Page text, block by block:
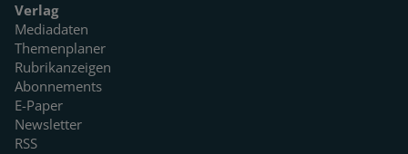
Verlag
Mediadaten
Themenplaner
Rubrikanzeigen
Abonnements
E-Paper
Newsletter
RSS